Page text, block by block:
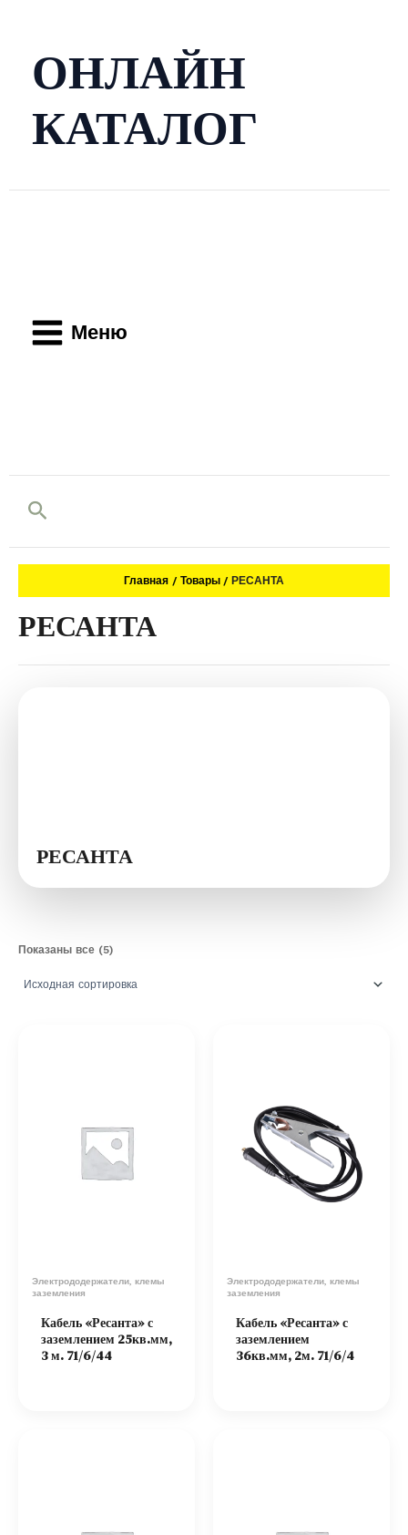
ОНЛАЙН
КАТАЛОГ
Меню
Поиск
Главная Товары РЕСАНТА
РЕСАНТА
РЕСАНТА
Показаны все (5)
Электрододержатели, клемы
заземления
Кабель «Ресанта» с
заземлением 25кв.мм,
3 м. 71/6/44
Электрододержатели, клемы
заземления
Кабель «Ресанта» с
заземлением
36кв.мм, 2м. 71/6/4